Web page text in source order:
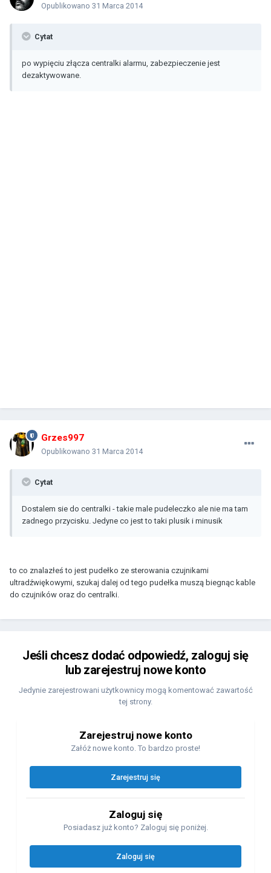
Opublikowano 31 Marca 2014
Cytat
po wypięciu złącza centralki alarmu, zabezpieczenie jest
dezaktywowane.
Grzes997
Opublikowano 31 Marca 2014
Cytat
Dostalem sie do centralki - takie male pudeleczko ale nie ma tam
zadnego przycisku. Jedyne co jest to taki plusik i minusik
to co znalazłeś to jest pudełko ze sterowania czujnikami
ultradźwiękowymi, szukaj dalej od tego pudełka muszą biegnąc kable
do czujników oraz do centralki.
Jeśli chcesz dodać odpowiedź, zaloguj się
lub zarejestruj nowe konto
Jedynie zarejestrowani użytkownicy mogą komentować zawartość
tej strony.
Zarejestruj nowe konto
Załóż nowe konto. To bardzo proste!
Zarejestruj się
Zaloguj się
Posiadasz już konto? Zaloguj się poniżej.
Zaloguj się